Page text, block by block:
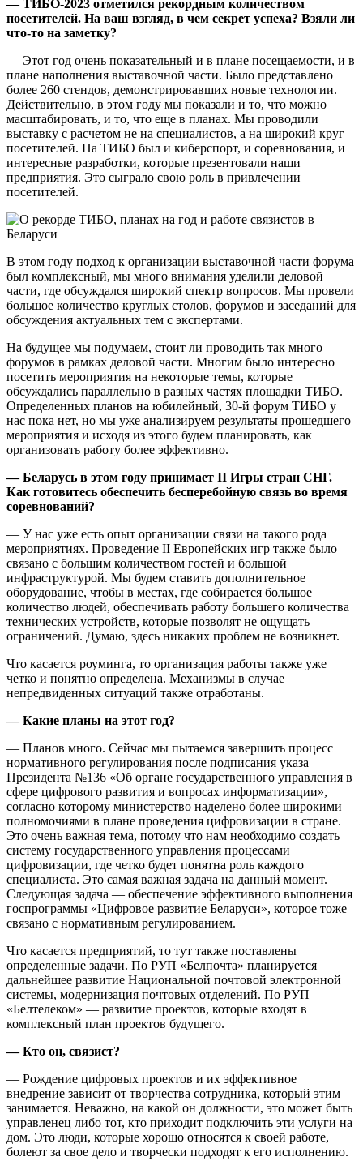
— ТИБО-2023 отметился рекордным количеством
посетителей. На ваш взгляд, в чем секрет успеха? Взяли ли
что-то на заметку?
— Этот год очень показательный и в плане посещаемости, и в
плане наполнения выставочной части. Было представлено
более 260 стендов, демонстрировавших новые технологии.
Действительно, в этом году мы показали и то, что можно
масштабировать, и то, что еще в планах. Мы проводили
выставку с расчетом не на специалистов, а на широкий круг
посетителей. На ТИБО был и киберспорт, и соревнования, и
интересные разработки, которые презентовали наши
предприятия. Это сыграло свою роль в привлечении
посетителей.
В этом году подход к организации выставочной части форума
был комплексный, мы много внимания уделили деловой
части, где обсуждался широкий спектр вопросов. Мы провели
большое количество круглых столов, форумов и заседаний для
обсуждения актуальных тем с экспертами.
На будущее мы подумаем, стоит ли проводить так много
форумов в рамках деловой части. Многим было интересно
посетить мероприятия на некоторые темы, которые
обсуждались параллельно в разных частях площадки ТИБО.
Определенных планов на юбилейный, 30-й форум ТИБО у
нас пока нет, но мы уже анализируем результаты прошедшего
мероприятия и исходя из этого будем планировать, как
организовать работу более эффективно.
— Беларусь в этом году принимает II Игры стран СНГ.
Как готовитесь обеспечить бесперебойную связь во время
соревнований?
— У нас уже есть опыт организации связи на такого рода
мероприятиях. Проведение II Европейских игр также было
связано с большим количеством гостей и большой
инфраструктурой. Мы будем ставить дополнительное
оборудование, чтобы в местах, где собирается большое
количество людей, обеспечивать работу большего количества
технических устройств, которые позволят не ощущать
ограничений. Думаю, здесь никаких проблем не возникнет.
Что касается роуминга, то организация работы также уже
четко и понятно определена. Механизмы в случае
непредвиденных ситуаций также отработаны.
— Какие планы на этот год?
— Планов много. Сейчас мы пытаемся завершить процесс
нормативного регулирования после подписания указа
Президента №136 «Об органе государственного управления в
сфере цифрового развития и вопросах информатизации»,
согласно которому министерство наделено более широкими
полномочиями в плане проведения цифровизации в стране.
Это очень важная тема, потому что нам необходимо создать
систему государственного управления процессами
цифровизации, где четко будет понятна роль каждого
специалиста. Это самая важная задача на данный момент.
Следующая задача — обеспечение эффективного выполнения
госпрограммы «Цифровое развитие Беларуси», которое тоже
связано с нормативным регулированием.
Что касается предприятий, то тут также поставлены
определенные задачи. По РУП «Белпочта» планируется
дальнейшее развитие Национальной почтовой электронной
системы, модернизация почтовых отделений. По РУП
«Белтелеком» — развитие проектов, которые входят в
комплексный план проектов будущего.
— Кто он, связист?
— Рождение цифровых проектов и их эффективное
внедрение зависит от творчества сотрудника, который этим
занимается. Неважно, на какой он должности, это может быть
управленец либо тот, кто приходит подключить эти услуги на
дом. Это люди, которые хорошо относятся к своей работе,
болеют за свое дело и творчески подходят к его исполнению.